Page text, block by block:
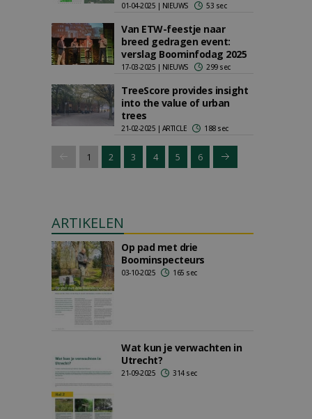
01-04-2025 | NIEUWS 53 sec
Van ETW-feestje naar
breed gedragen event:
verslag Boominfodag 2025
17-03-2025 | NIEUWS 299 sec
TreeScore provides insight
into the value of urban
trees
21-02-2025 | ARTICLE 188 sec
1 2 3 4 5 6
ARTIKELEN
Op pad met drie
Boominspecteurs
03-10-2025 165 sec
Wat kun je verwachten in
Utrecht?
21-09-2025 314 sec